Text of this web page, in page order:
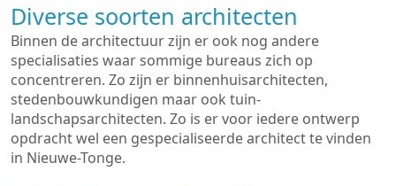
Diverse soorten architecten
Binnen de architectuur zijn er ook nog andere
specialisaties waar sommige bureaus zich op
concentreren. Zo zijn er binnenhuisarchitecten,
stedenbouwkundigen maar ook tuin-
landschapsarchitecten. Zo is er voor iedere ontwerp
opdracht wel een gespecialiseerde architect te vinden
in Nieuwe-Tonge.